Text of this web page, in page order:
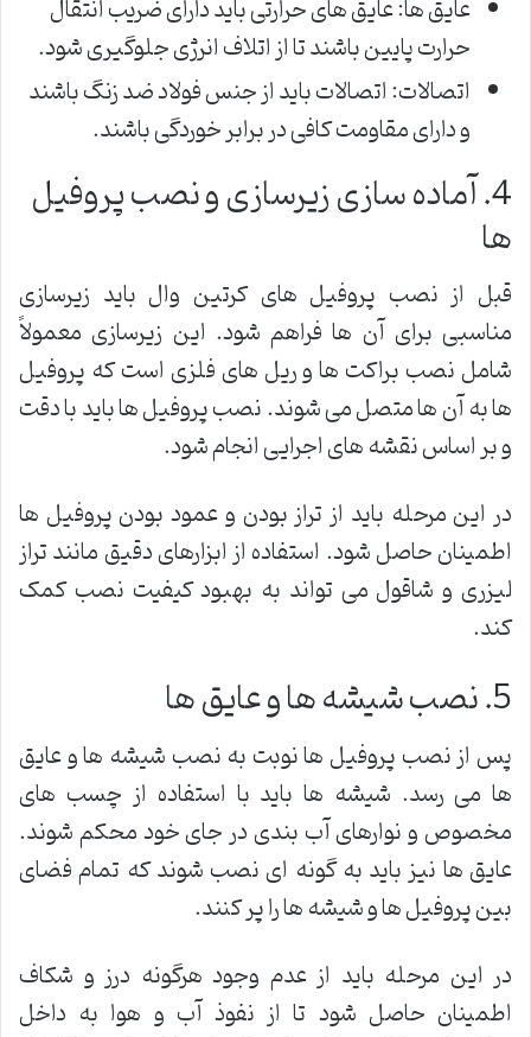
عایق ها: عایق های حرارتی باید دارای ضریب انتقال
حرارت پایین باشند تا از اتلاف انرژی جلوگیری شود.
اتصالات: اتصالات باید از جنس فولاد ضد زنگ باشند
و دارای مقاومت کافی در برابر خوردگی باشند.
4. آماده سازی زیرسازی و نصب پروفیل
ها
قبل از نصب پروفیل های کرتین وال باید زیرسازی
مناسبی برای آن ها فراهم شود. این زیرسازی معمولاً
شامل نصب براکت ها و ریل های فلزی است که پروفیل
ها به آن ها متصل می شوند. نصب پروفیل ها باید با دقت
و بر اساس نقشه های اجرایی انجام شود.
در این مرحله باید از تراز بودن و عمود بودن پروفیل ها
اطمینان حاصل شود. استفاده از ابزارهای دقیق مانند تراز
لیزری و شاقول می تواند به بهبود کیفیت نصب کمک
کند.
5. نصب شیشه ها و عایق ها
پس از نصب پروفیل ها نوبت به نصب شیشه ها و عایق
ها می رسد. شیشه ها باید با استفاده از چسب های
مخصوص و نوارهای آب بندی در جای خود محکم شوند.
عایق ها نیز باید به گونه ای نصب شوند که تمام فضای
بین پروفیل ها و شیشه ها را پر کنند.
در این مرحله باید از عدم وجود هرگونه درز و شکاف
اطمینان حاصل شود تا از نفوذ آب و هوا به داخل